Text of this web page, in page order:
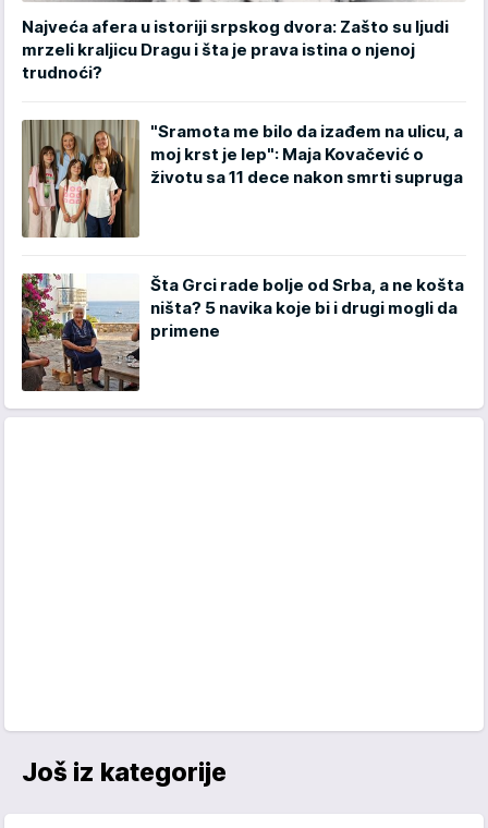
Najveća afera u istoriji srpskog dvora: Zašto su ljudi
mrzeli kraljicu Dragu i šta je prava istina o njenoj
trudnoći?
"Sramota me bilo da izađem na ulicu, a
moj krst je lep": Maja Kovačević o
životu sa 11 dece nakon smrti supruga
Šta Grci rade bolje od Srba, a ne košta
ništa? 5 navika koje bi i drugi mogli da
primene
Još iz kategorije